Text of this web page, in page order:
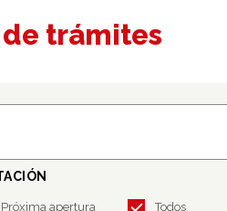
trámites
Próxima apertura Todos